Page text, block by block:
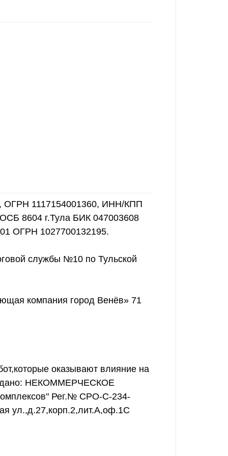
ОГРН 1117154001360, ИНН/КПП
8604 г.Тула БИК 047003608
ОГРН 1027700132195.
службы №10 по Тульской
компания город Венёв» 71
оказывают влияние на
НЕКОММЕРЧЕСКОЕ
Рег.№ СРО-С-234-
ул.,д.27,корп.2,лит.А,оф.1С